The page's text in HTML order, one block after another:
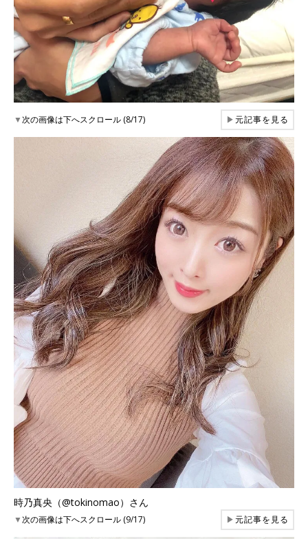
▼次の画像は下へスクロール (8/17) ▶元記事を見る
時乃真央（@tokinomao）さん
▼次の画像は下へスクロール (9/17) ▶元記事を見る